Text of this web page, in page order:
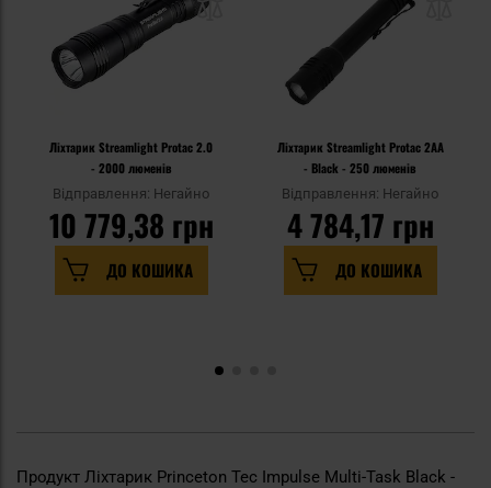
Ліхтарик Streamlight Protac 2.0
- 2000 люменів
Відправлення: Негайно
10 779,38 грн
ДО КОШИКА
Ліхтарик Streamlight Protac 2AA
- Black - 250 люменів
Відправлення: Негайно
4 784,17 грн
ДО КОШИКА
Продукт Ліхтарик Princeton Tec Impulse Multi-Task Black -